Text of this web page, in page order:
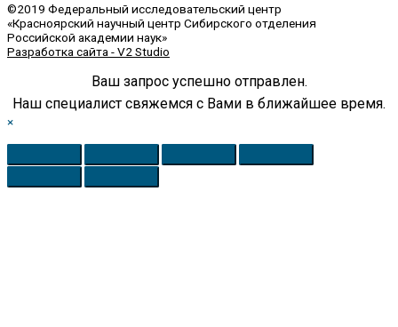
©2019 Федеральный исследовательский центр
«Красноярский научный центр Сибирского отделения
Российской академии наук»
Разработка сайта - V2 Studio
Ваш запрос успешно отправлен.
Наш специалист свяжемся с Вами в ближайшее время.
×